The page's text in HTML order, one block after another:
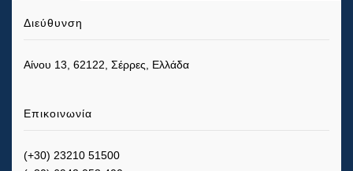
Διεύθυνση
Αίνου 13, 62122, Σέρρες, Ελλάδα
Επικοινωνία
(+30) 23210 51500